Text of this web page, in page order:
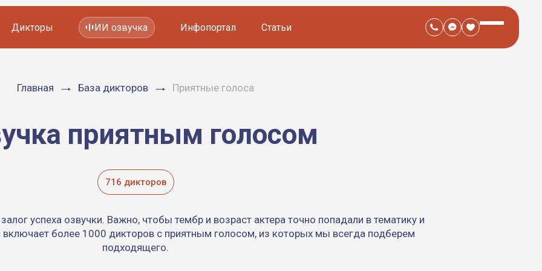
Мультфильмов
Дикторы ИИ озвучка Инфопортал Статьи
Главная База дикторов Приятные голоса
приятным голосом
716 дикторов
успеха озвучки. Важно, чтобы тембр и возраст актера точно попадали в тематику и
включает более 1000 дикторов с приятным голосом, из которых мы всегда подберем
подходящего.